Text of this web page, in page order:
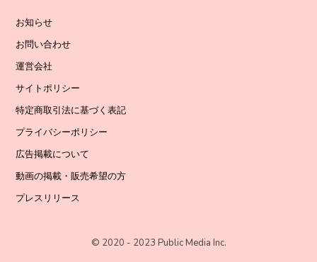
お知らせ
お問い合わせ
運営会社
サイトポリシー
特定商取引法に基づく表記
プライバシーポリシー
広告掲載について
動画の掲載・販売希望の方
プレスリリース
© 2020 - 2023 Public Media Inc.